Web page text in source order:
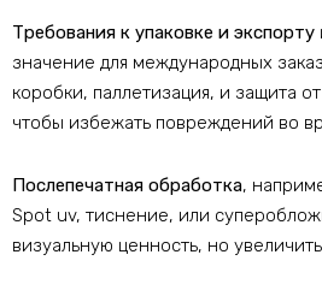
Требования к упаковке и экспорту
значение для международных
коробки, паллетизация, и защита
чтобы избежать повреждений во
Послепечатная обработка,
Spot uv, тиснение, или
визуальную ценность, но